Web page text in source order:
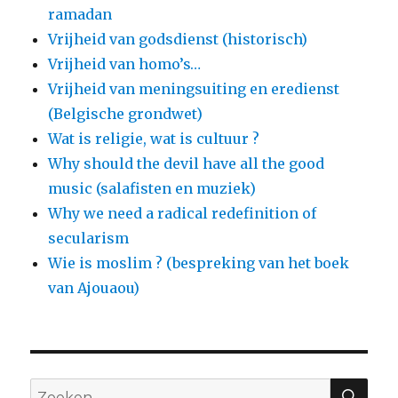
ramadan
Vrijheid van godsdienst (historisch)
Vrijheid van homo’s…
Vrijheid van meningsuiting en eredienst
(Belgische grondwet)
Wat is religie, wat is cultuur ?
Why should the devil have all the good
music (salafisten en muziek)
Why we need a radical redefinition of
secularism
Wie is moslim ? (bespreking van het boek
van Ajouaou)
Zoeken